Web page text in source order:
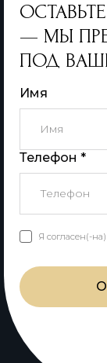
Имя
Телефон *
Я согласен(-
— МЫ
ПОД